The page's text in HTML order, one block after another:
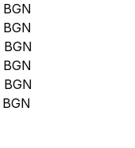
BGN
BGN
BGN
BGN
BGN
BGN